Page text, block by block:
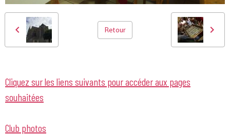
Retour
Cliquez sur les liens suivants pour accéder aux pages
souhaitées
Club photos